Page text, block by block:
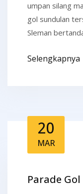
umpan silang
gol sundulan
Sleman
Selengkapnya
20
MAR
Parade Gol